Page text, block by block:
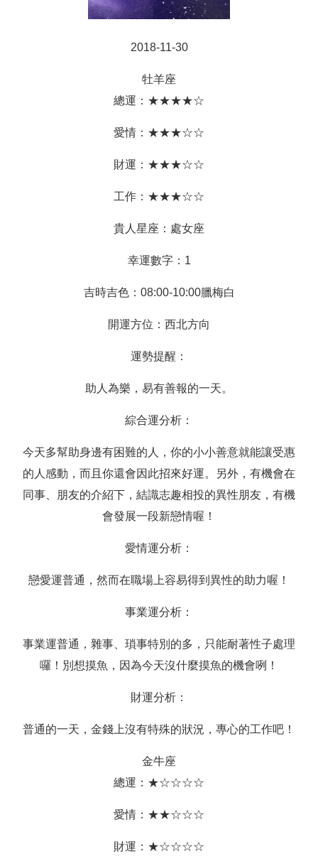
2018-11-30
牡羊座
總運：★★★★☆
愛情：★★★☆☆
財運：★★★☆☆
工作：★★★☆☆
貴人星座：處女座
幸運數字：1
吉時吉色：08:00-10:00臘梅白
開運方位：西北方向
運勢提醒：
助人為樂，易有善報的一天。
綜合運分析：
今天多幫助身邊有困難的人，你的小小善意就能讓受惠
的人感動，而且你還會因此招來好運。另外，有機會在
同事、朋友的介紹下，結識志趣相投的異性朋友，有機
會發展一段新戀情喔！
愛情運分析：
戀愛運普通，然而在職場上容易得到異性的助力喔！
事業運分析：
事業運普通，雜事、瑣事特別的多，只能耐著性子處理
囉！別想摸魚，因為今天沒什麼摸魚的機會咧！
財運分析：
普通的一天，金錢上沒有特殊的狀況，專心的工作吧！
金牛座
總運：★☆☆☆☆
愛情：★★☆☆☆
財運：★☆☆☆☆